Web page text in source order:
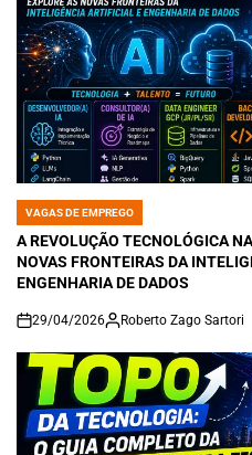
POSTED
IN
VAGAS DE EMPREGO
A REVOLUÇÃO TECNOLÓGICA
NOVAS FRONTEIRAS DA
ENGENHARIA DE DADOS
on
29/04/2026 Roberto Zago Sartori